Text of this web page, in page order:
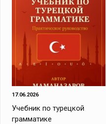
17.06.2026
Учебник по турецкой
грамматике